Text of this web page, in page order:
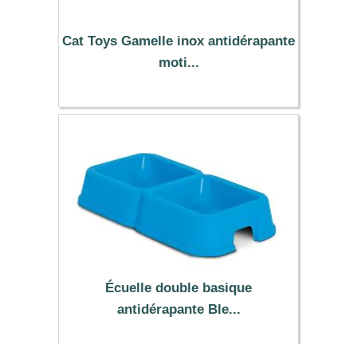
Cat Toys Gamelle inox antidérapante
moti...
5.99 €
Écuelle double basique
antidérapante Ble...